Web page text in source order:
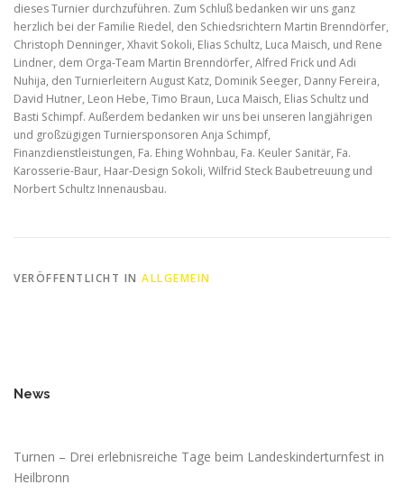
dieses Turnier durchzuführen. Zum Schluß bedanken wir uns ganz
herzlich bei der Familie Riedel, den Schiedsrichtern Martin Brenndörfer,
Christoph Denninger, Xhavit Sokoli, Elias Schultz, Luca Maisch, und Rene
Lindner, dem Orga-Team Martin Brenndörfer, Alfred Frick und Adi
Nuhija, den Turnierleitern August Katz, Dominik Seeger, Danny Fereira,
David Hutner, Leon Hebe, Timo Braun, Luca Maisch, Elias Schultz und
Basti Schimpf. Außerdem bedanken wir uns bei unseren langjährigen
und großzügigen Turniersponsoren Anja Schimpf,
Finanzdienstleistungen, Fa. Ehing Wohnbau, Fa. Keuler Sanitär, Fa.
Karosserie-Baur, Haar-Design Sokoli, Wilfrid Steck Baubetreuung und
Norbert Schultz Innenausbau.
VERÖFFENTLICHT IN ALLGEMEIN
News
Turnen – Drei erlebnisreiche Tage beim Landeskinderturnfest in
Heilbronn